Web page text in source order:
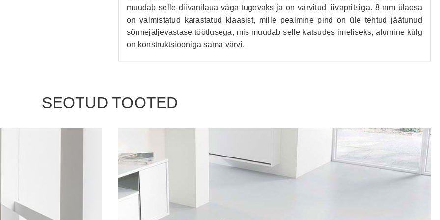
muudab selle diivanilaua väga tugevaks ja on värvitud liivapritsiga. 8 mm ülaosa
on valmistatud karastatud klaasist, mille pealmine pind on üle tehtud jäätunud
sõrmejäljevastase töötlusega, mis muudab selle katsudes imeliseks, alumine külg
on konstruktsiooniga sama värvi.
SEOTUD TOOTED